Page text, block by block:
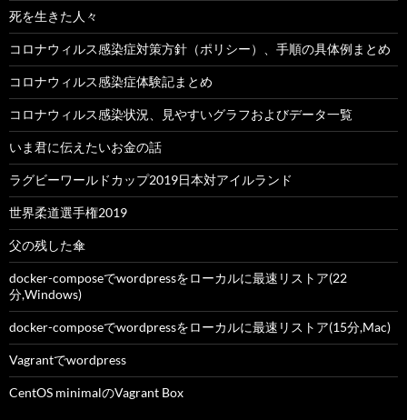
死を生きた人々
コロナウィルス感染症対策方針（ポリシー）、手順の具体例まとめ
コロナウィルス感染症体験記まとめ
コロナウィルス感染状況、見やすいグラフおよびデータ一覧
いま君に伝えたいお金の話
ラグビーワールドカップ2019日本対アイルランド
世界柔道選手権2019
父の残した傘
docker-composeでwordpressをローカルに最速リストア(22
分,Windows)
docker-composeでwordpressをローカルに最速リストア(15分,Mac)
Vagrantでwordpress
CentOS minimalのVagrant Box